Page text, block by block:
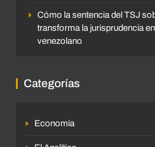
Cómo la sentencia del TSJ
transforma la jurisprudencia
venezolano
Categorías
Economía